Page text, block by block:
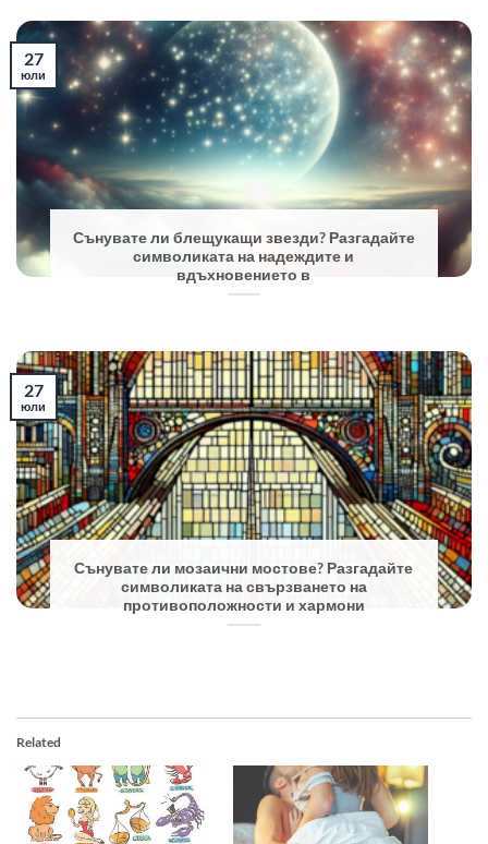
Сънувате ли блещукащи звезди? Разгадайте
символиката на надеждите и
вдъхновението в
27
юли
Сънувате ли мозаични мостове? Разгадайте
символиката на свързването на
противоположности и хармони
27
юли
Related